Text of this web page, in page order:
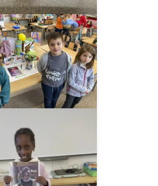
__AMPLIAR__